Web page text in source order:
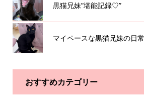
黒猫兄妹”堪能記録♡”
マイペースな黒猫兄妹の日常
おすすめカテゴリー